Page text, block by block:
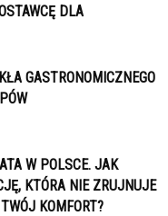
DLA
GASTRONOMICZNEGO
W POLSCE. JAK
KTÓRA NIE ZRUJNUJE
KOMFORT?